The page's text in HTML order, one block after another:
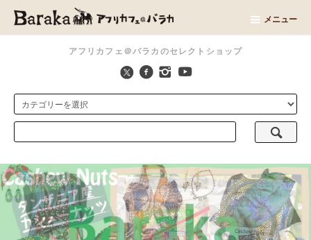
アフリカフェ＠バラカのセレクトショップ
メニュー